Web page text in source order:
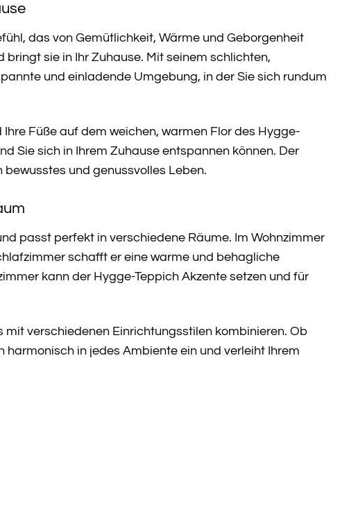
das von Gemütlichkeit, Wärme und Geborgenheit
sie in Ihr Zuhause. Mit seinem schlichten,
und einladende Umgebung, in der Sie sich rundum
Füße auf dem weichen, warmen Flor des Hygge-
Sie sich in Ihrem Zuhause entspannen können. Der
und genussvolles Leben.
passt perfekt in verschiedene Räume. Im Wohnzimmer
schafft er eine warme und behagliche
kann der Hygge-Teppich Akzente setzen und für
verschiedenen Einrichtungsstilen kombinieren. Ob
in jedes Ambiente ein und verleiht Ihrem